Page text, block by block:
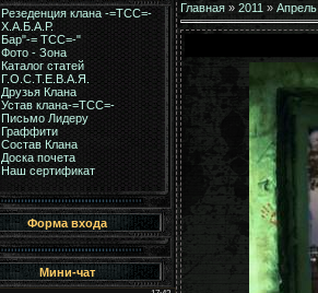
Резеденция клана -=ТСС=-
Х.А.Б.А.Р.
Бар"-= TCC=-"
Фото - Зона
Каталог статей
Г.О.С.Т.Е.В.А.Я.
Друзья Клана
Устав клана-=ТСС=-
Письмо Лидеру
Граффити
Состав Клана
Доска почета
Наш сертификат
Форма входа
Мини-чат
Главная » 2011 » Апрель